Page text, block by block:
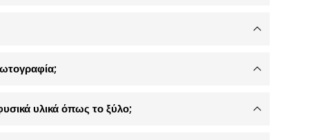
υλικά όπως το ξύλο;